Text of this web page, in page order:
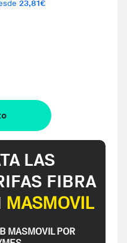
23,81€
LAS
FIBRA
MASMOVIL
MASMOVIL POR